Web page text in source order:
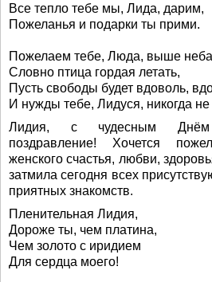
Все тепло тебе мы, Лида, дарим,
Пожеланья и подарки ты прими.
Пожелаем тебе, Люда, выше
Словно птица гордая летать,
Пусть свободы будет вдоволь,
И нужды тебе, Лидуся, никогда не
Лидия, с чудесным
поздравление! Хочется
женского счастья, любви,
затмила сегодня всех
приятных знакомств.
Пленительная Лидия,
Дороже ты, чем платина,
Чем золото с иридием
Для сердца моего!